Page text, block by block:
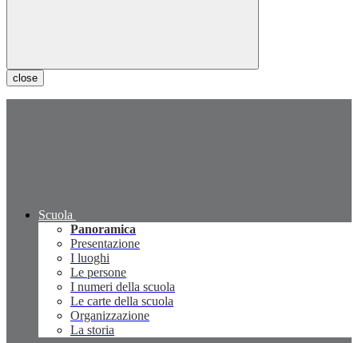
close
Scuola
Panoramica
Presentazione
I luoghi
Le persone
I numeri della scuola
Le carte della scuola
Organizzazione
La storia